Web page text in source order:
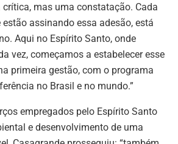
crítica, mas uma constatação. Cada
assinando essa adesão, está
Aqui no Espírito Santo, onde
vez, começamos a estabelecer esse
primeira gestão, com o programa
no Brasil e no mundo.”
empregados pelo Espírito Santo
e desenvolvimento de uma